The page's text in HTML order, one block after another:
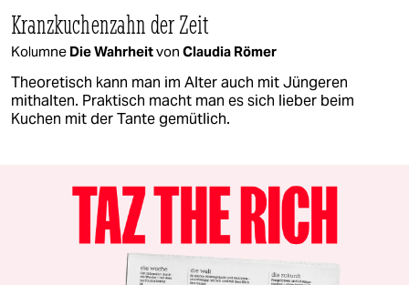
Kranzkuchenzahn der Zeit
Kolumne Die Wahrheitvon Claudia Römer
Theoretisch kann man im Alter auch mit Jüngeren
mithalten. Praktisch macht man es sich lieber beim
Kuchen mit der Tante gemütlich.